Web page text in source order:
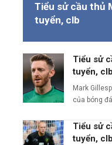
Tiểu sử cầu thủ
tuyển, clb
Tiểu sử
tuyển, clb
Mark
của bóng
Tiểu sử
tuyển,